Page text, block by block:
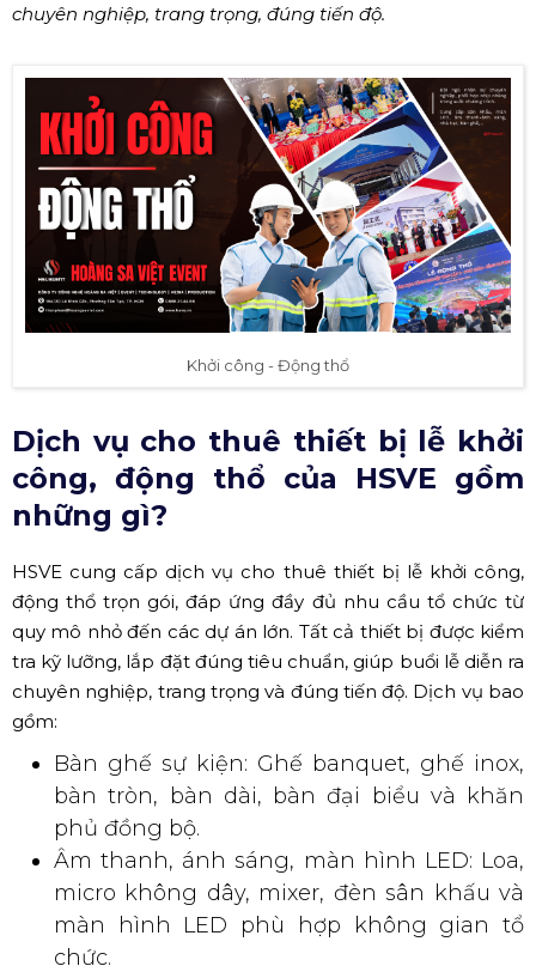
chuyên nghiệp, trang trọng, đúng tiến độ.
Khởi công - Động thổ
Dịch vụ cho thuê thiết bị lễ khởi
công, động thổ của HSVE gồm
những gì?
HSVE cung cấp dịch vụ cho thuê thiết bị lễ khởi công,
động thổ trọn gói, đáp ứng đầy đủ nhu cầu tổ chức từ
quy mô nhỏ đến các dự án lớn. Tất cả thiết bị được kiểm
tra kỹ lưỡng, lắp đặt đúng tiêu chuẩn, giúp buổi lễ diễn ra
chuyên nghiệp, trang trọng và đúng tiến độ. Dịch vụ bao
gồm:
Bàn ghế sự kiện: Ghế banquet, ghế inox,
bàn tròn, bàn dài, bàn đại biểu và khăn
phủ đồng bộ.
Âm thanh, ánh sáng, màn hình LED: Loa,
micro không dây, mixer, đèn sân khấu và
màn hình LED phù hợp không gian tổ
chức.